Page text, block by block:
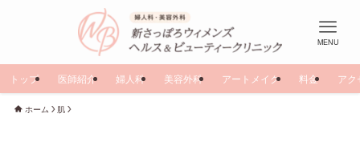
MENU
トップ 医師紹介 婦人科 美容外科 アートメイク 料金 アク
ホーム 肌